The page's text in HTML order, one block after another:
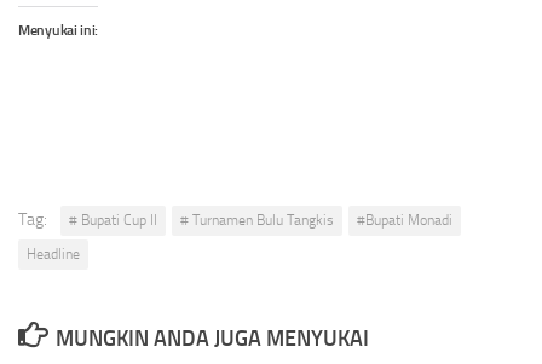
Menyukai ini:
Tag: # Bupati Cup II # Turnamen Bulu Tangkis
#Bupati Monadi
Headline
MUNGKIN ANDA JUGA MENYUKAI